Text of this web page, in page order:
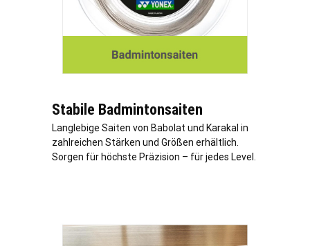
Stabile Badmintonsaiten
Langlebige Saiten von Babolat und Karakal in
zahlreichen Stärken und Größen erhältlich.
Sorgen für höchste Präzision – für jedes Level.